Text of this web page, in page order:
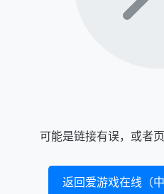
可能是链接有误，或者
返回爱游戏在线（